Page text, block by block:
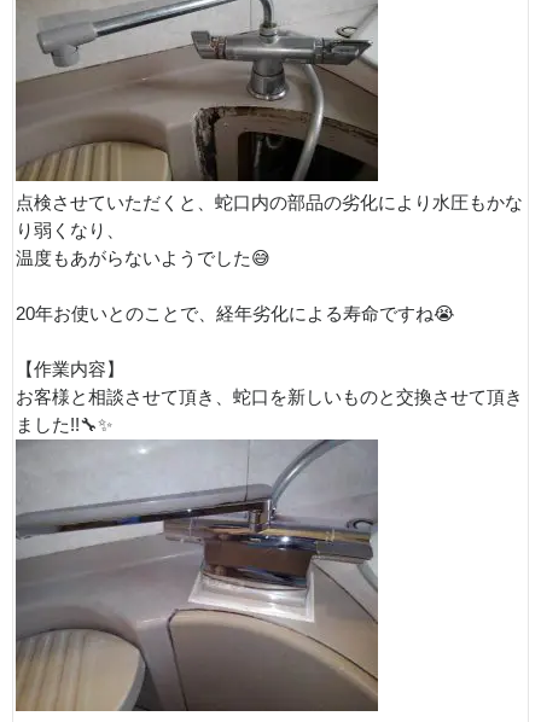
点検させていただくと、蛇口内の部品の劣化により水圧もかな
り弱くなり、
温度もあがらないようでした😅
20年お使いとのことで、経年劣化による寿命ですね😭
【作業内容】
お客様と相談させて頂き、蛇口を新しいものと交換させて頂き
ました!!🔧✨